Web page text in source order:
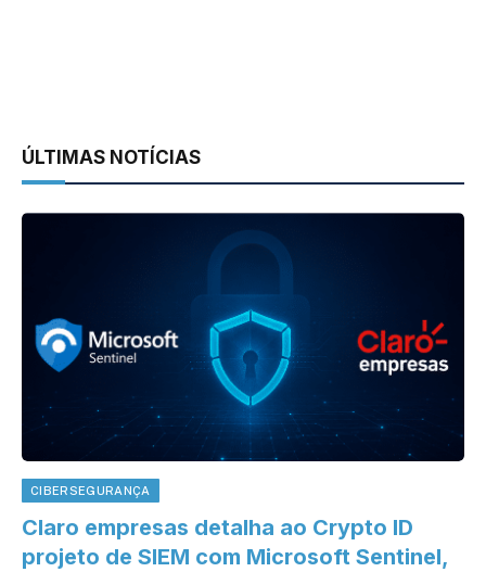
ÚLTIMAS NOTÍCIAS
CIBERSEGURANÇA
Claro empresas detalha ao Crypto ID
projeto de SIEM com Microsoft Sentinel,